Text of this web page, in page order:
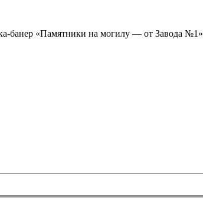
банер «Памятники на могилу — от Завода №1»